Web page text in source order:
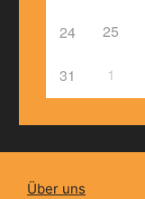
24 25
31 1
Über uns